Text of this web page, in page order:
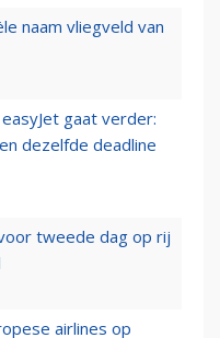
naam vliegveld van
gaat verder:
dezelfde deadline
tweede dag op rij
airlines op